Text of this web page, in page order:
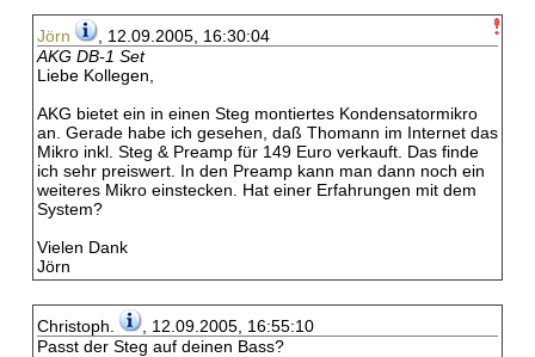
Jörn
, 12.09.2005, 16:30:04
AKG DB-1 Set
Liebe Kollegen,
AKG bietet ein in einen Steg montiertes Kondensatormikro
an. Gerade habe ich gesehen, daß Thomann im Internet das
Mikro inkl. Steg & Preamp für 149 Euro verkauft. Das finde
ich sehr preiswert. In den Preamp kann man dann noch ein
weiteres Mikro einstecken. Hat einer Erfahrungen mit dem
System?
Vielen Dank
Jörn
Christoph.
, 12.09.2005, 16:55:10
Passt der Steg auf deinen Bass?